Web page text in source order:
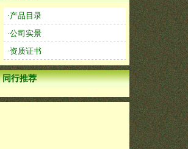
·产品目录
·公司实景
·资质证书
同行推荐